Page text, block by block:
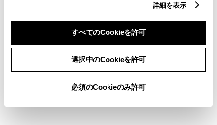
詳細を表示
すべてのCookieを許可
選択中のCookieを許可
必須のCookieのみ許可
（長期連休などの当社指定日を除く）
を選択してくださ
時間が少なくご案内が可能です。